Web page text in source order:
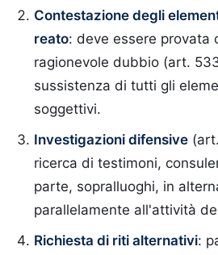
Contestazione degli
reato: deve essere provata
ragionevole dubbio (art.
sussistenza di tutti gli
soggettivi.
Investigazioni difensive
ricerca di testimoni,
parte, sopralluoghi, in
parallelamente all'attività
Richiesta di riti alternativi: